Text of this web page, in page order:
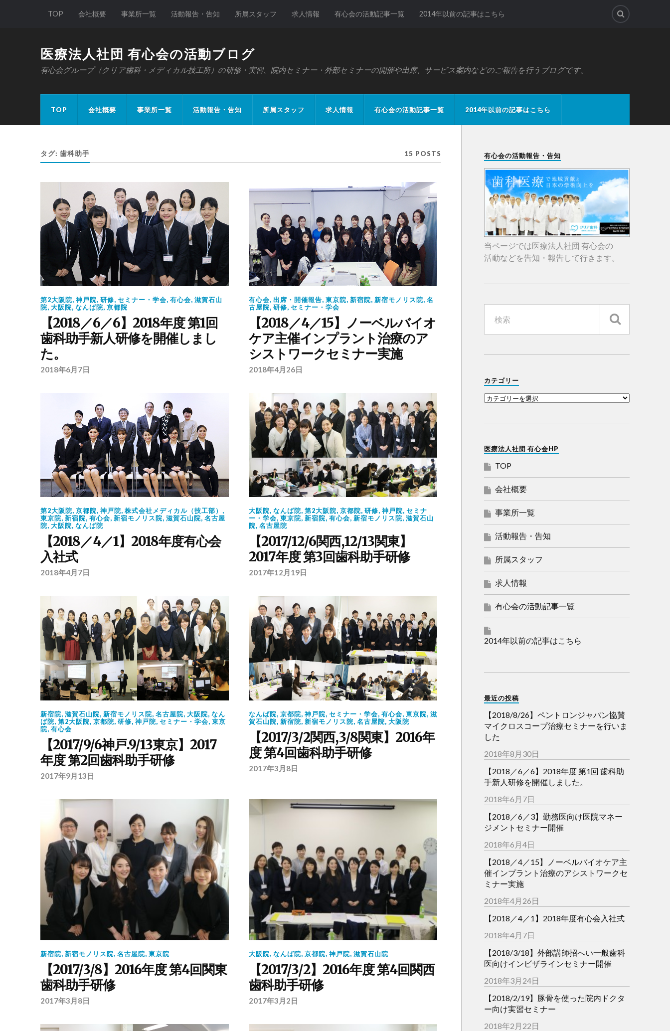
TOP 会社概要 事業所一覧 活動報告・告知 所属スタッフ 求人情報 有心会の活動記事一覧 2014年以前の記事はこちら
医療法人社団 有心会の活動ブログ
有心会グループ（クリア歯科・メディカル技工所）の研修・実習、院内セミナー・外部セミナーの開催や出席、サービス案内などのご報告を行うブログです。
TOP 会社概要 事業所一覧 活動報告・告知 所属スタッフ 求人情報 有心会の活動記事一覧 2014年以前の記事はこちら
タグ: 歯科助手 15 POSTS
第2大阪院, 神戸院, 研修, セミナー・学会, 有心会, 滋賀石山
院, 大阪院, なんば院, 京都院
【2018／6／6】2018年度 第1回
歯科助手新人研修を開催しまし
た。
2018年6月7日
有心会, 出席・開催報告, 東京院, 新宿院, 新宿モノリス院, 名
古屋院, 研修, セミナー・学会
【2018／4／15】ノーベルバイオ
ケア主催インプラント治療のア
シストワークセミナー実施
2018年4月26日
第2大阪院, 京都院, 神戸院, 株式会社メディカル（技工部） ,
東京院, 新宿院, 有心会, 新宿モノリス院, 滋賀石山院, 名古屋
院, 大阪院, なんば院
【2018／4／1】2018年度有心会
入社式
2018年4月7日
大阪院, なんば院, 第2大阪院, 京都院, 研修, 神戸院, セミナ
ー・学会, 東京院, 新宿院, 有心会, 新宿モノリス院, 滋賀石山
院, 名古屋院
【2017/12/6関西,12/13関東】
2017年度 第3回歯科助手研修
2017年12月19日
新宿院, 滋賀石山院, 新宿モノリス院, 名古屋院, 大阪院, なん
ば院, 第2大阪院, 京都院, 研修, 神戸院, セミナー・学会, 東京
院, 有心会
【2017/9/6神戸.9/13東京】2017
年度 第2回歯科助手研修
2017年9月13日
なんば院, 京都院, 神戸院, セミナー・学会, 有心会, 東京院, 滋
賀石山院, 新宿院, 新宿モノリス院, 名古屋院, 大阪院
【2017/3/2関西,3/8関東】2016年
度 第4回歯科助手研修
2017年3月8日
新宿院, 新宿モノリス院, 名古屋院, 東京院
【2017/3/8】2016年度 第4回関東
歯科助手研修
2017年3月8日
大阪院, なんば院, 京都院, 神戸院, 滋賀石山院
【2017/3/2】2016年度 第4回関西
歯科助手研修
2017年3月2日
有心会の活動報告・告知
当ページでは医療法人社団 有心会の
活動などを告知・報告して行きます。
カテゴリー
医療法人社団 有心会HP
TOP
会社概要
事業所一覧
活動報告・告知
所属スタッフ
求人情報
有心会の活動記事一覧
2014年以前の記事はこちら
最近の投稿
【2018/8/26】ペントロンジャパン協賛
マイクロスコープ治療セミナーを行いま
した
2018年8月30日
【2018／6／6】2018年度 第1回 歯科助
手新人研修を開催しました。
2018年6月7日
【2018／6／3】勤務医向け医院マネー
ジメントセミナー開催
2018年6月4日
【2018／4／15】ノーベルバイオケア主
催インプラント治療のアシストワークセ
ミナー実施
2018年4月26日
【2018／4／1】2018年度有心会入社式
2018年4月7日
【2018/3/18】外部講師招へい一般歯科
医向けインビザラインセミナー開催
2018年3月24日
【2018/2/19】豚骨を使った院内ドクタ
ー向け実習セミナー
2018年2月22日